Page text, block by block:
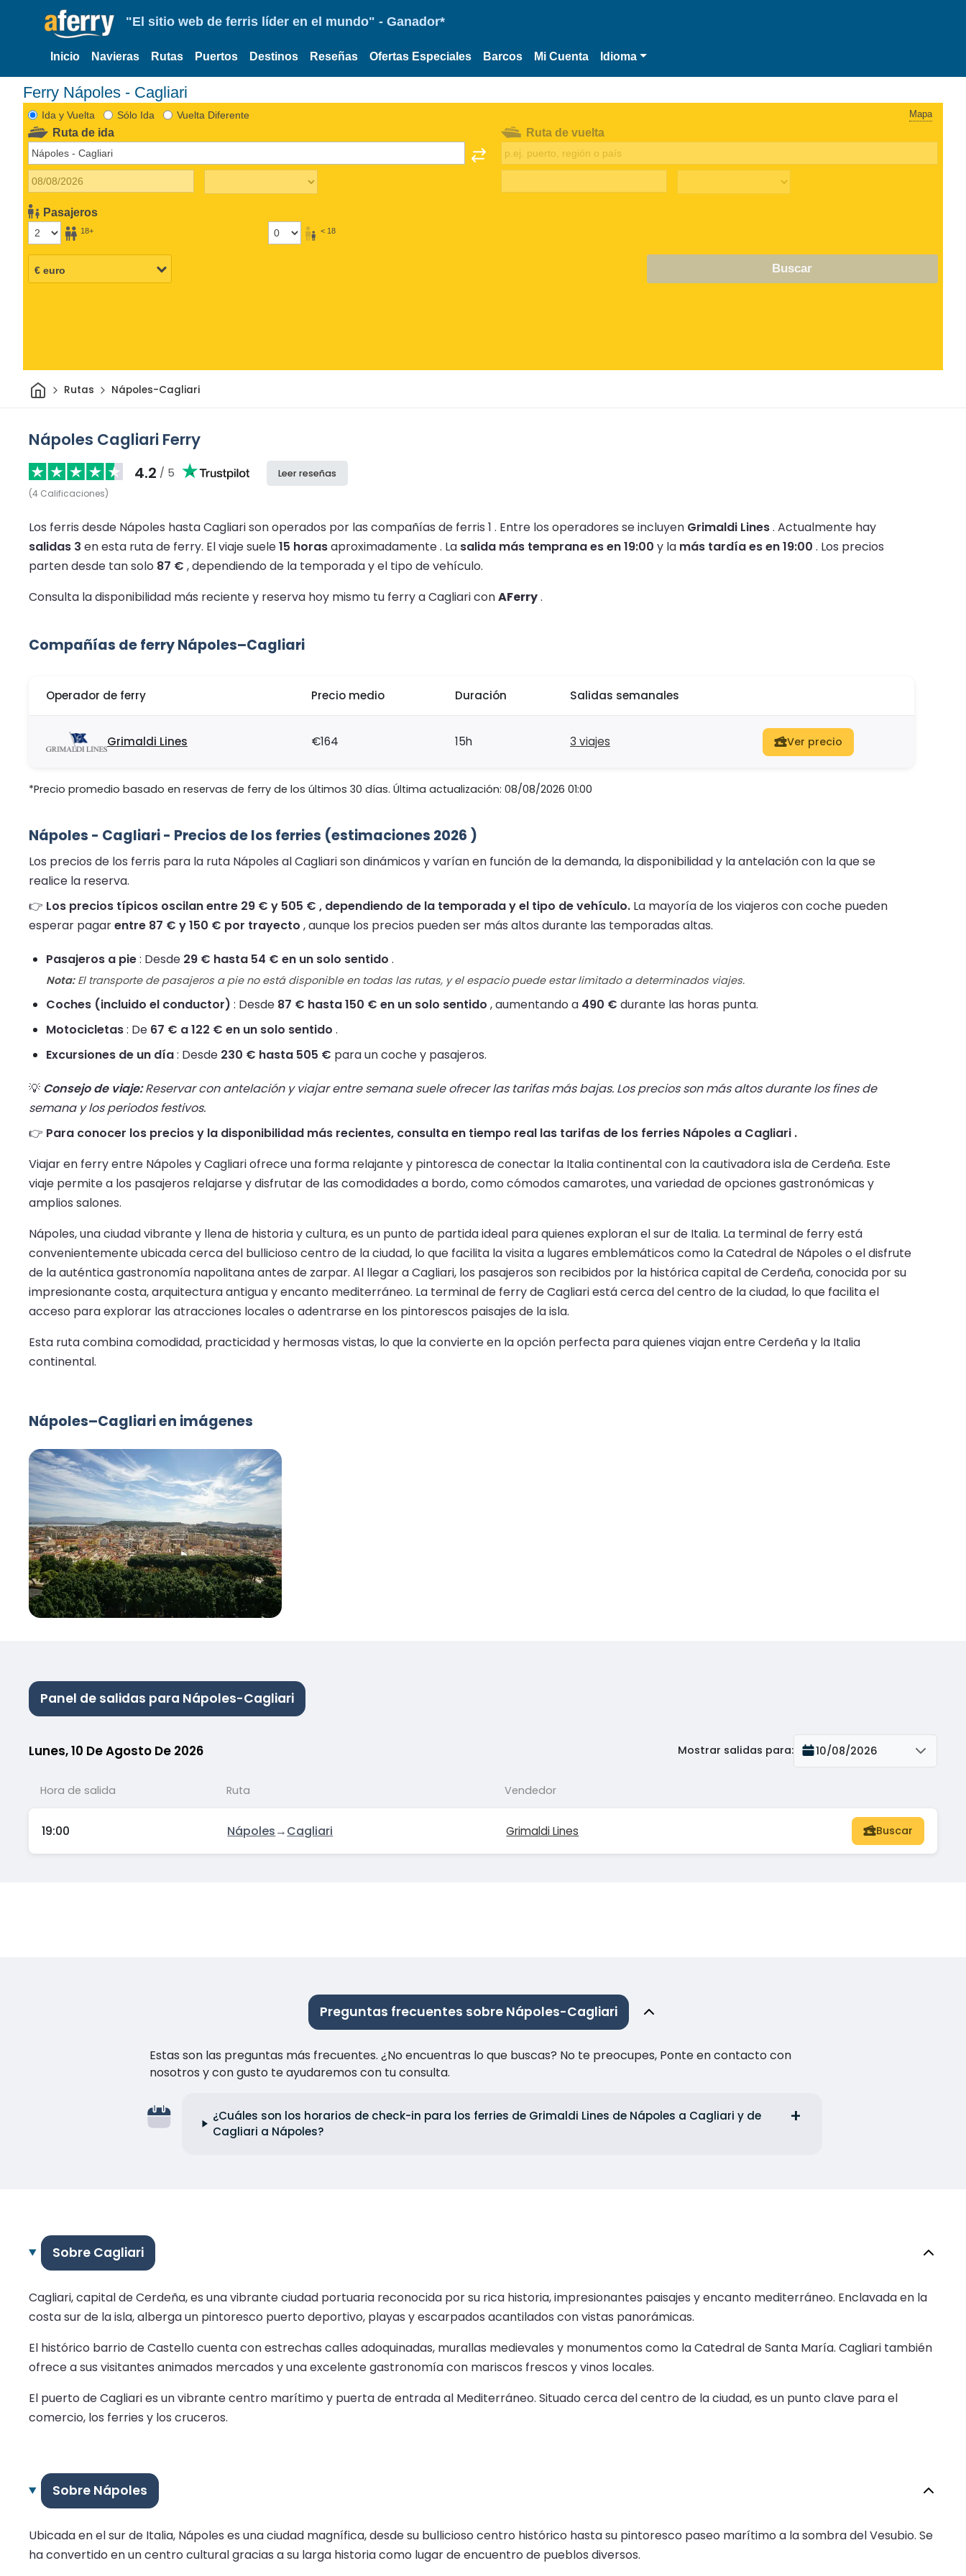
"El sitio web de ferris líder en el mundo" - Ganador*
Inicio Navieras Rutas Puertos Destinos Reseñas Ofertas Especiales Barcos Mi Cuenta Idioma
Ferry Nápoles - Cagliari
Ida y Vuelta Sólo Ida Vuelta Diferente Mapa
Ruta de ida
Pasajeros
18+ < 18
Ruta de vuelta
Buscar
InicioRutas Nápoles-Cagliari
Nápoles Cagliari Ferry
4.2 / 5
(4 Calificaciones)
Leer reseñas
Los ferris desde Nápoles hasta Cagliari son operados por las compañías de ferris 1 . Entre los operadores se incluyen Grimaldi Lines. Actualmente hay
salidas 3 en esta ruta de ferry. El viaje suele15 horasaproximadamente . La salida más temprana es en 19:00 y la más tardía es en 19:00 . Los precios
parten desde tan solo 87 € , dependiendo de la temporada y el tipo de vehículo.
Consulta la disponibilidad más reciente y reserva hoy mismo tu ferry a Cagliari conAFerry.
Compañías de ferry Nápoles–Cagliari
Operador de ferry Precio medio Duración Salidas semanales
Grimaldi Lines €164 15h 3 viajes Ver precio
*Precio promedio basado en reservas de ferry de los últimos 30 días. Última actualización: 08/08/2026 01:00
Nápoles - Cagliari - Precios de los ferries (estimaciones 2026 )
Los precios de los ferris para la ruta Nápoles al Cagliari son dinámicos y varían en función de la demanda, la disponibilidad y la antelación con la que se
realice la reserva.
👉 Los precios típicos oscilan entre 29 € y 505 € , dependiendo de la temporada y el tipo de vehículo. La mayoría de los viajeros con coche pueden
esperar pagarentre 87 € y 150 € por trayecto , aunque los precios pueden ser más altos durante las temporadas altas.
Pasajeros a pie: Desde 29 € hasta 54 € en un solo sentido .
Nota:El transporte de pasajeros a pie no está disponible en todas las rutas, y el espacio puede estar limitado a determinados viajes.
Coches (incluido el conductor) : Desde 87 € hasta 150 € en un solo sentido , aumentando a 490 € durante las horas punta.
Motocicletas: De 67 € a 122 € en un solo sentido .
Excursiones de un día: Desde 230 € hasta 505 € para un coche y pasajeros.
💡 Consejo de viaje:Reservar con antelación y viajar entre semana suele ofrecer las tarifas más bajas. Los precios son más altos durante los fines de
semana y los periodos festivos.
👉 Para conocer los precios y la disponibilidad más recientes, consulta en tiempo real las tarifas de los ferries Nápoles a Cagliari .
Viajar en ferry entre Nápoles y Cagliari ofrece una forma relajante y pintoresca de conectar la Italia continental con la cautivadora isla de Cerdeña. Este
viaje permite a los pasajeros relajarse y disfrutar de las comodidades a bordo, como cómodos camarotes, una variedad de opciones gastronómicas y
amplios salones.
Nápoles, una ciudad vibrante y llena de historia y cultura, es un punto de partida ideal para quienes exploran el sur de Italia. La terminal de ferry está
convenientemente ubicada cerca del bullicioso centro de la ciudad, lo que facilita la visita a lugares emblemáticos como la Catedral de Nápoles o el disfrute
de la auténtica gastronomía napolitana antes de zarpar. Al llegar a Cagliari, los pasajeros son recibidos por la histórica capital de Cerdeña, conocida por su
impresionante costa, arquitectura antigua y encanto mediterráneo. La terminal de ferry de Cagliari está cerca del centro de la ciudad, lo que facilita el
acceso para explorar las atracciones locales o adentrarse en los pintorescos paisajes de la isla.
Esta ruta combina comodidad, practicidad y hermosas vistas, lo que la convierte en la opción perfecta para quienes viajan entre Cerdeña y la Italia
continental.
Nápoles–Cagliari en imágenes
Panel de salidas para Nápoles-Cagliari
Lunes, 10 De Agosto De 2026 Mostrar salidas para: 10/08/2026
Hora de salida Ruta Vendedor
19:00 Nápoles→Cagliari Grimaldi Lines Buscar
Preguntas frecuentes sobre Nápoles-Cagliari
Estas son las preguntas más frecuentes. ¿No encuentras lo que buscas? No te preocupes, Ponte en contacto con
nosotros y con gusto te ayudaremos con tu consulta.
¿Cuáles son los horarios de check-in para los ferries de Grimaldi Lines de Nápoles a Cagliari y de
Cagliari a Nápoles?
Sobre Cagliari
Cagliari, capital de Cerdeña, es una vibrante ciudad portuaria reconocida por su rica historia, impresionantes paisajes y encanto mediterráneo. Enclavada en la
costa sur de la isla, alberga un pintoresco puerto deportivo, playas y escarpados acantilados con vistas panorámicas.
El histórico barrio de Castello cuenta con estrechas calles adoquinadas, murallas medievales y monumentos como la Catedral de Santa María. Cagliari también
ofrece a sus visitantes animados mercados y una excelente gastronomía con mariscos frescos y vinos locales.
El puerto de Cagliari es un vibrante centro marítimo y puerta de entrada al Mediterráneo. Situado cerca del centro de la ciudad, es un punto clave para el
comercio, los ferries y los cruceros.
Sobre Nápoles
Ubicada en el sur de Italia, Nápoles es una ciudad magnífica, desde su bullicioso centro histórico hasta su pintoresco paseo marítimo a la sombra del Vesubio. Se
ha convertido en un centro cultural gracias a su larga historia como lugar de encuentro de pueblos diversos.